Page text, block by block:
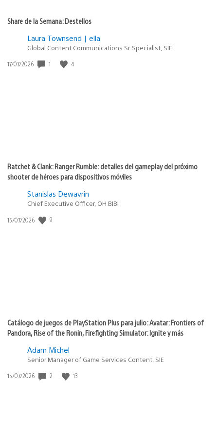
Share de la Semana: Destellos
Laura Townsend | ella
Global Content Communications Sr. Specialist, SIE
Fecha
17/07/2026 1 4
Ratchet & Clank: Ranger Rumble: detalles del gameplay del próximo
shooter de héroes para dispositivos móviles
Stanislas Dewavrin
Chief Executive Officer, OH BIBI
Fecha
15/07/2026 9
Catálogo de juegos de PlayStation Plus para julio: Avatar: Frontiers of
Pandora, Rise of the Ronin, Firefighting Simulator: Ignite y más
Adam Michel
Senior Manager of Game Services Content, SIE
Fecha
15/07/2026 2 13